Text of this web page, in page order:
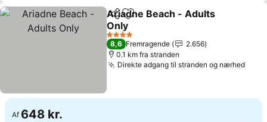
Del Føj til favoritter
Ariadne Beach - Adults
Only
4 Stjerner
8,6 Fremragende
2.656
0.1 km fra stranden
Direkte adgang til stranden og nærhed
Af 648 kr.